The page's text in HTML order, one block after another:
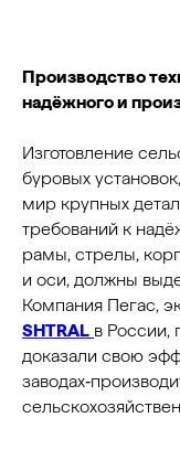
Производство
надёжного и
Изготовление
буровых
мир крупных
требований к
рамы, стрелы,
и оси, должны
Компания Пегас,
SHTRAL в России,
доказали свою